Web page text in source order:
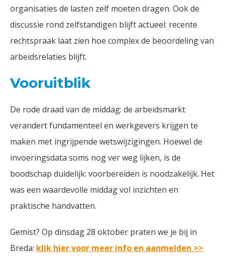
organisaties de lasten zelf moeten dragen. Ook de
discussie rond zelfstandigen blijft actueel: recente
rechtspraak laat zien hoe complex de beoordeling van
arbeidsrelaties blijft.
Vooruitblik
De rode draad van de middag: de arbeidsmarkt
verandert fundamenteel en werkgevers krijgen te
maken met ingrijpende wetswijzigingen. Hoewel de
invoeringsdata soms nog ver weg lijken, is de
boodschap duidelijk: voorbereiden is noodzakelijk. Het
was een waardevolle middag vol inzichten en
praktische handvatten.
Gemist? Op dinsdag 28 oktober praten we je bij in
Breda: klik hier voor meer info en aanmelden >>